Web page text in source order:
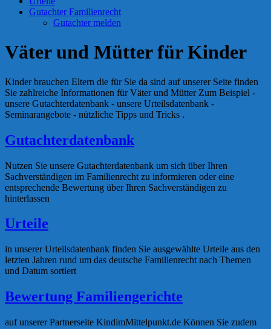
Gutachter Familienrecht
Gutachter melden
Väter und Mütter für Kinder
Kinder brauchen Eltern die für Sie da sind auf unserer Seite finden
Sie zahlreiche Informationen für Väter und Mütter Zum Beispiel -
unsere Gutachterdatenbank - unsere Urteilsdatenbank -
Seminarangebote - nützliche Tipps und Tricks .
Gutachterdatenbank
Nutzen Sie unsere Gutachterdatenbank um sich über Ihren
Sachverständigen im Familienrecht zu informieren oder eine
entsprechende Bewertung über Ihren Sachverständigen zu
hinterlassen
Urteile
in unserer Urteilsdatenbank finden Sie ausgewählte Urteile aus den
letzten Jahren rund um das deutsche Familienrecht nach Themen
und Datum sortiert
Bewertung Familiengerichte
auf unserer Partnerseite KindimMittelpunkt.de Können Sie zudem